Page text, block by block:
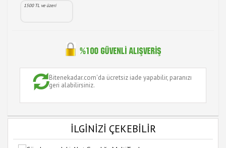
1500 TL ve üzeri
Bitenekadar.com'da ücretsiz iade yapabilir, paranızı
geri alabilirsiniz.
İLGİNİZİ ÇEKEBİLİR